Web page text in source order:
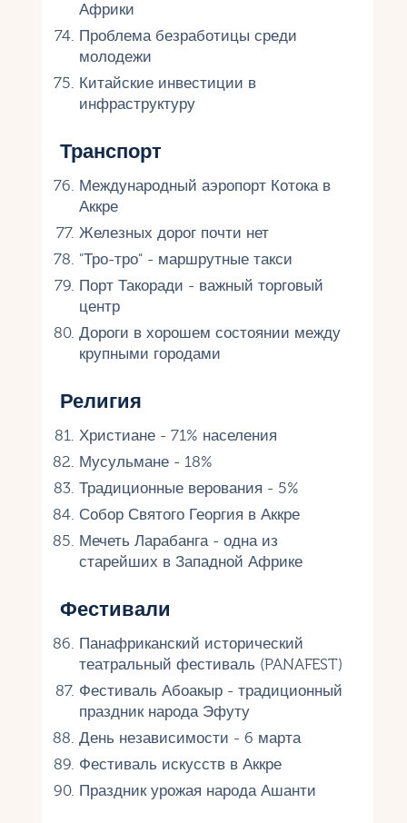
Африки
Проблема безработицы среди
молодежи
Китайские инвестиции в
инфраструктуру
Транспорт
Международный аэропорт Котока в
Аккре
Железных дорог почти нет
"Тро-тро" - маршрутные такси
Порт Такоради - важный торговый
центр
Дороги в хорошем состоянии между
крупными городами
Религия
Христиане - 71% населения
Мусульмане - 18%
Традиционные верования - 5%
Собор Святого Георгия в Аккре
Мечеть Ларабанга - одна из
старейших в Западной Африке
Фестивали
Панафриканский исторический
театральный фестиваль (PANAFEST)
Фестиваль Абоакыр - традиционный
праздник народа Эфуту
День независимости - 6 марта
Фестиваль искусств в Аккре
Праздник урожая народа Ашанти